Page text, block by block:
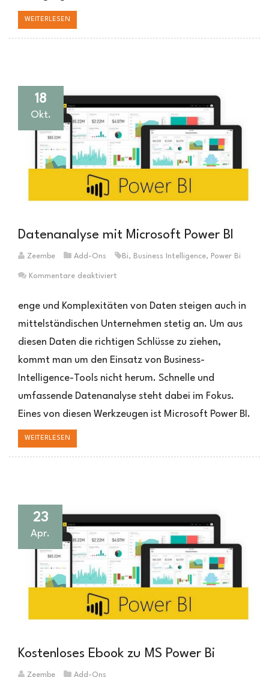
WEITERLESEN
18
Okt.
Datenanalyse mit Microsoft Power BI
Zeembe Add-Ons Bi, Business Intelligence, Power Bi
Kommentare deaktiviert
Power
BI
enge und Komplexitäten von Daten steigen auch in
mittelständischen Unternehmen stetig an. Um aus
diesen Daten die richtigen Schlüsse zu ziehen,
kommt man um den Einsatz von Business-
Intelligence-Tools nicht herum. Schnelle und
umfassende Datenanalyse steht dabei im Fokus.
Eines von diesen Werkzeugen ist Microsoft Power BI.
WEITERLESEN
23
Apr.
Kostenloses Ebook zu MS Power Bi
Zeembe Add-Ons